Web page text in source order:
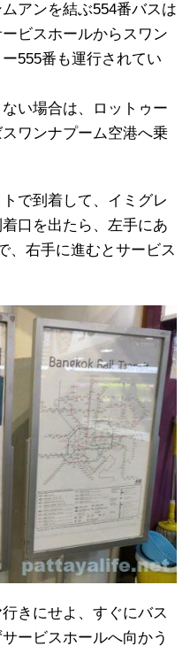
アンを結ぶ554番バスは
ビスホールからスワン
555番も運行されてい
い場合は、ロットゥー
ワンナプーム空港へ乗
で到着して、イミグレ
口を出たら、左手にあ
、右手に進むとサービス
きにせよ、すぐにバス
ービスホールへ向かう